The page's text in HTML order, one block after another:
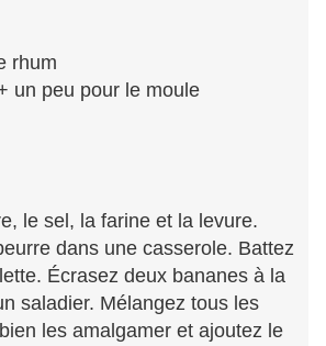
rhum
un peu pour le moule
le sel, la farine et la levure.
dans une casserole. Battez
Écrasez deux bananes à la
saladier. Mélangez tous les
les amalgamer et ajoutez le